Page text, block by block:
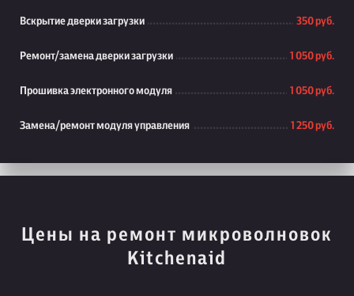
Вскрытие дверки загрузки 350 руб.
Ремонт/замена дверки загрузки 1 050 руб.
Прошивка электронного модуля 1 050 руб.
Замена/ремонт модуля управления 1 250 руб.
Цены на ремонт микроволновок
Kitchenaid